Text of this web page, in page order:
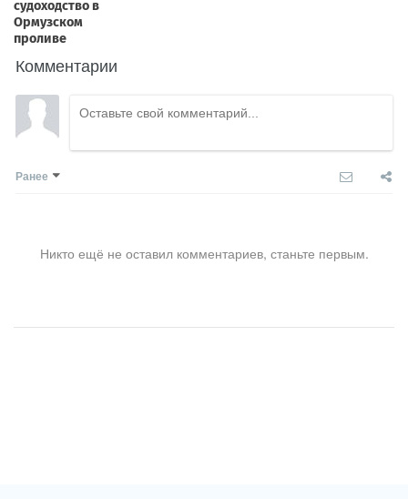
Комментарии
Ранее
Никто ещё не оставил комментариев, станьте первым.